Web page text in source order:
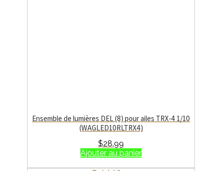
Ensemble de lumières DEL (8) pour ailes TRX-4 1/10
(WAGLED10RLTRX4)
$28.99
Ajouter au panier